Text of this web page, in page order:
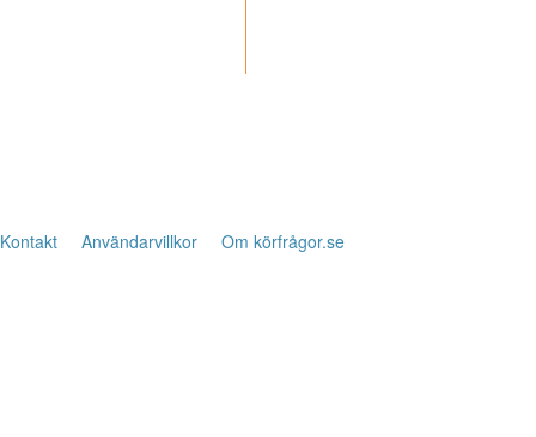
Kontakt Användarvillkor Om körfrågor.se